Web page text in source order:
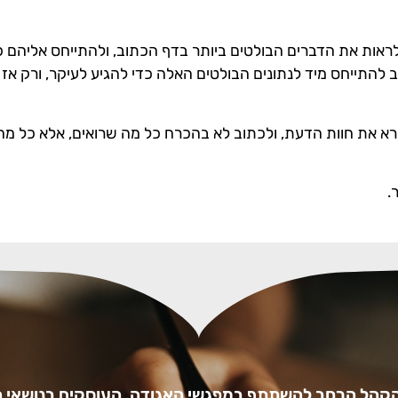
את הדברים הבולטים ביותר בדף הכתוב, ולהתייחס אליהם
מיד לנתונים הבולטים האלה כדי להגיע לעיקר, ורק אז
את חוות הדעת, ולכתוב לא בהכרח כל מה שרואים, אלא כל